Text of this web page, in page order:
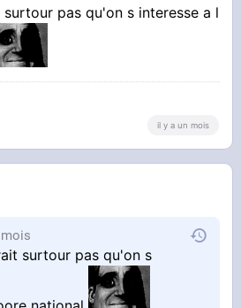
apprendre la date bêtement,
ce que c’est,
fait et ce que ça a entraîné
pas qu'on s interesse a l
il y a un mois
surtour pas qu'on s